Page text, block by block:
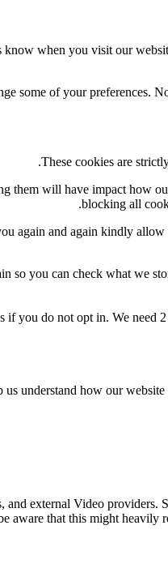
when you visit our
some of your preferences.
These cookies are
them will have impact
blocking all
again and again kindly
you can check what we
if you do not opt in. We
understand how our
external Video
aware that this might heavily